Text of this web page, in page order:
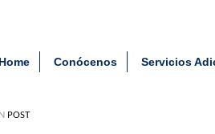
Home Conócenos Servicios
POST